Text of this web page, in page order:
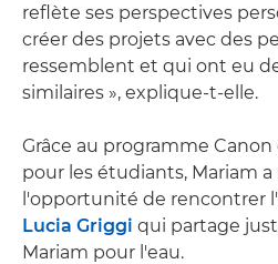
reflète ses perspectives
créer des projets avec des
ressemblent et qui ont eu
similaires », explique-t-elle.
Grâce au programme
pour les étudiants, Mariam
l'opportunité de rencontrer
Lucia Griggi qui partage
Mariam pour l'eau.